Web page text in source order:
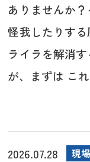
ありませんか
怪我したりす
ライラを解消
が、まずは こ
2026.07.28 現